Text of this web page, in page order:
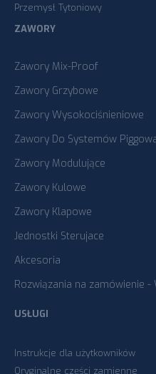
Przemysł Tytoniowy
ZAWORY
Zawory Mix-Proof
Zawory Grzybowe
Zawory Wysokociśnieniowe
Zawory Do Systemów
Zawory Modulujące
Zawory Kulowe
Zawory Klapowe
Jednostki Sterujace
Akcesoria
Rozwiązania na zamówienie
USŁUGI
Instrukcje dla użytkowników
Oryginalne części zamienne